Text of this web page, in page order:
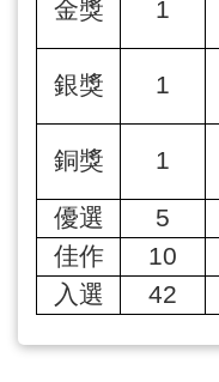
金獎
1
銀獎
1
銅獎
1
優選
5
佳作
10
入選
42